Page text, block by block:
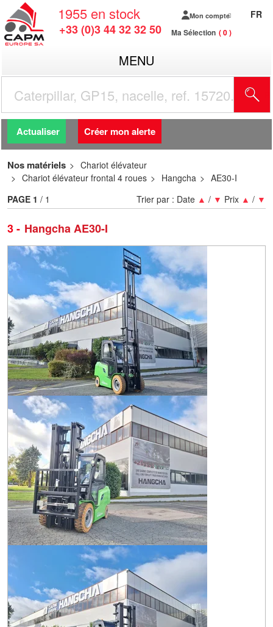
1955 en stock
+33 (0)3 44 32 32 50
Mon compte
Ma Sélection 0
FR
MENU
Actualiser Créer mon alerte
Nos matériels
Chariot élévateur
Chariot élévateur frontal 4 roues
Hangcha AE30-I
3 Hangcha AE30-I
Trier par : Date ▲ / ▼ Prix ▲ / ▼
PAGE 1 / 1